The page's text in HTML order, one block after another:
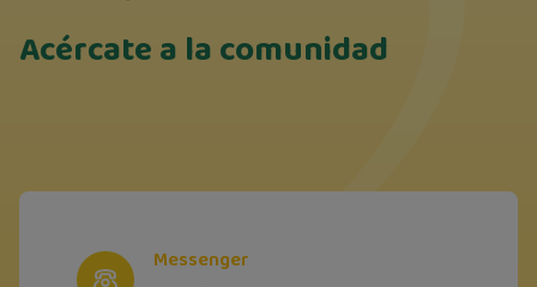
Acércate a la comunidad
Messenger